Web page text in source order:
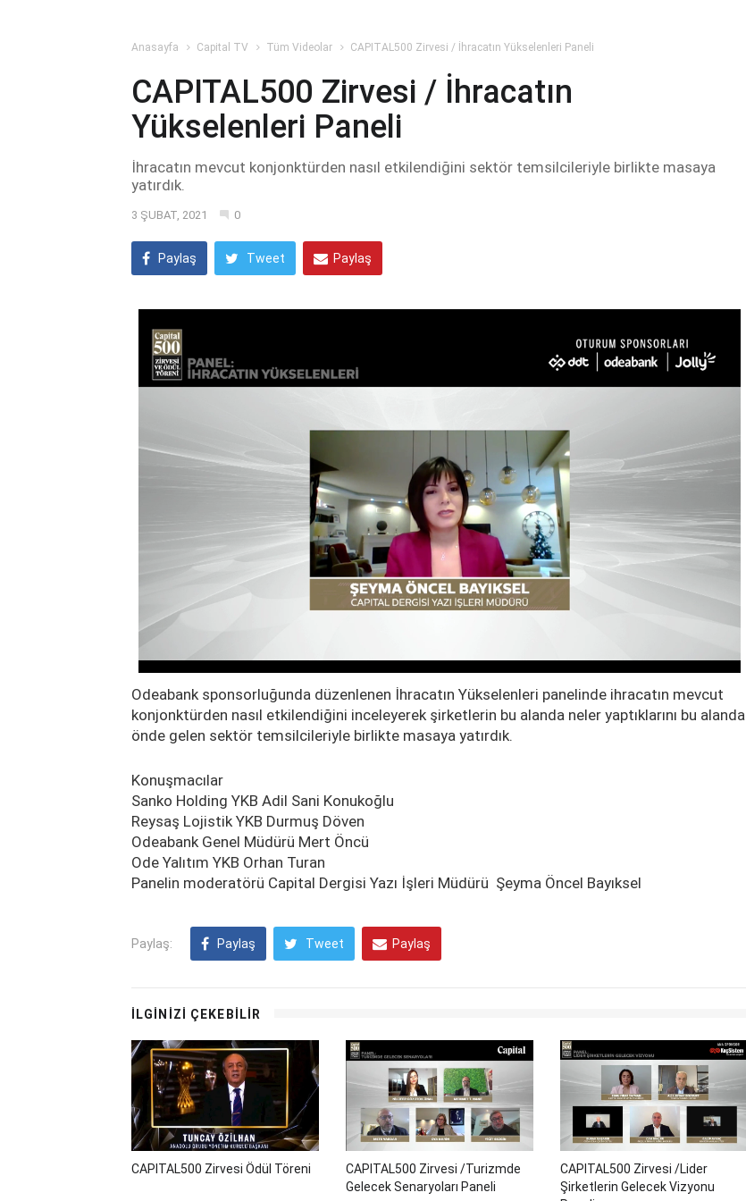
Anasayfa Capital TV Tüm Videolar CAPITAL500 Zirvesi / İhracatın Yükselenleri Paneli
CAPITAL500 Zirvesi / İhracatın
Yükselenleri Paneli
İhracatın mevcut konjonktürden nasıl etkilendiğini sektör temsilcileriyle birlikte masaya
yatırdık.
3 ŞUBAT, 2021 0
Paylaş Tweet Paylaş
Odeabank sponsorluğunda düzenlenen İhracatın Yükselenleri panelinde ihracatın mevcut
konjonktürden nasıl etkilendiğini inceleyerek şirketlerin bu alanda neler yaptıklarını bu alanda
önde gelen sektör temsilcileriyle birlikte masaya yatırdık.
Konuşmacılar
Sanko Holding YKB Adil Sani Konukoğlu
Reysaş Lojistik YKB Durmuş Döven
Odeabank Genel Müdürü Mert Öncü
Ode Yalıtım YKB Orhan Turan
Panelin moderatörü Capital Dergisi Yazı İşleri Müdürü Şeyma Öncel Bayıksel
Paylaş: Paylaş Tweet Paylaş
İLGİNİZİ ÇEKEBİLİR
CAPITAL500 Zirvesi Ödül Töreni
CAPITAL500 Zirvesi /Turizmde
Gelecek Senaryoları Paneli
CAPITAL500 Zirvesi /Lider
Şirketlerin Gelecek Vizyonu